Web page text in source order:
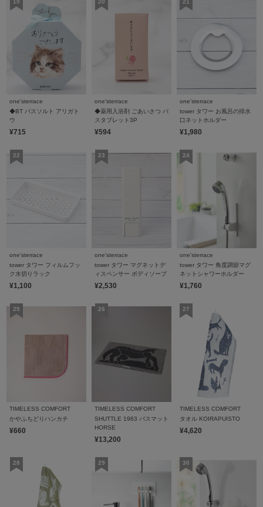
one'sterrace
◆BT バスソルト アリガト
ウ
¥715
one'sterrace
◆薬用入浴剤 ごあいさつ バ
スタブレット3P
¥594
one'sterrace
tower タワー お風呂の排水
口ネットホルダー
¥1,980
one'sterrace
tower タワー フィルムフッ
ク水切りラック
¥1,100
one'sterrace
tower タワー マグネットデ
ィスペンサー ボディソープ
¥2,530
one'sterrace
tower タワー 角度調節マグ
ネットシャワーホルダー
¥1,760
TIMELESS COMFORT
かやふちどりハンカチ
¥660
TIMELESS COMFORT
SHUTTLE 1963 バスマット
HORSE
¥13,200
TIMELESS COMFORT
タオル KOIRAPUISTO
¥4,620